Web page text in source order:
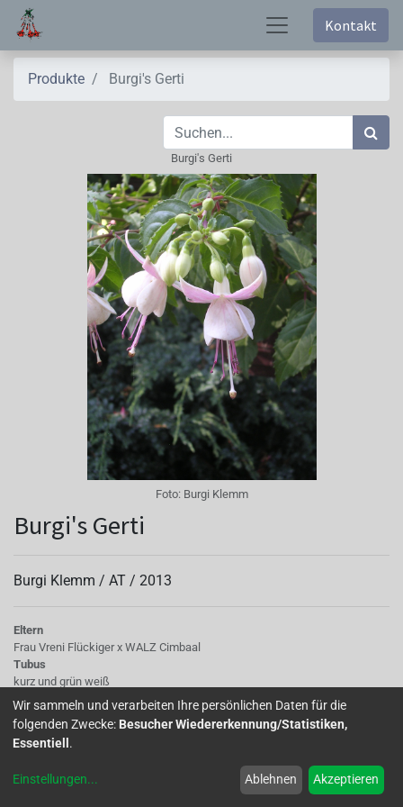
Kontakt
Produkte Burgi's Gerti
Burgi's Gerti
Foto: Burgi Klemm
Burgi's Gerti
Burgi Klemm / AT / 2013
Eltern
Frau Vreni Flückiger x WALZ Cimbaal
Tubus
kurz und grün weiß
Sepalen
horizontal angeordnet, mit grünen aufgebogenen Spitzen (recurved tips),
weiß
Korolle/Petalen
einfach bis halbgefüllt, halbgeöffnet und kurze Blütenblätte, weiß bis
hellrosa bei sehr hellem Standort
Wir sammeln und verarbeiten Ihre persönlichen Daten für die
folgenden Zwecke: Besucher Wiedererkennung/Statistiken,
Essentiell .
Einstellungen... Ablehnen Akzeptieren